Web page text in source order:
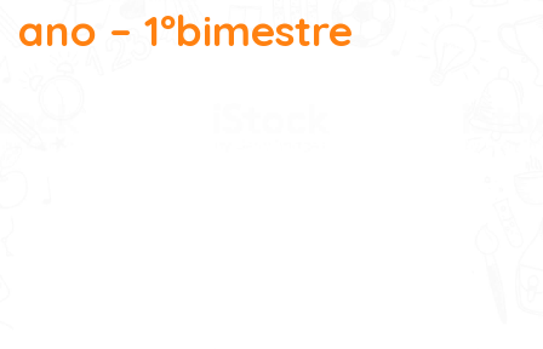
ano – 1ºbimestre